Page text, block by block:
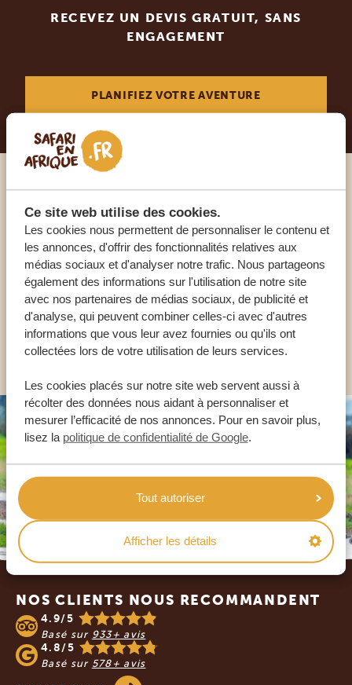
Ce site web utilise des cookies.
Les cookies nous permettent de personnaliser le contenu et
les annonces, d'offrir des fonctionnalités relatives aux
médias sociaux et d'analyser notre trafic. Nous partageons
également des informations sur l'utilisation de notre site
avec nos partenaires de médias sociaux, de publicité et
d'analyse, qui peuvent combiner celles-ci avec d'autres
informations que vous leur avez fournies ou qu'ils ont
collectées lors de votre utilisation de leurs services.
Les cookies placés sur notre site web servent aussi à
récolter des données nous aidant à personnaliser et
mesurer l’efficacité de nos annonces. Pour en savoir plus,
lisez la politique de confidentialité de Google.
Tout autoriser
Afficher les détails
RECEVEZ UN DEVIS GRATUIT, SANS
ENGAGEMENT
PLANIFIEZ VOTRE AVENTURE
Appelez un expert
NOS SPÉCIALISTES SONT LÀ POUR VOUS
FR:+33 2 57 88 00 88
AUTRES PAYS
Footer
NOS CLIENTS NOUS RECOMMANDENT
4.9/5
Basé sur 933+ avis
4.8/5
Basé sur 578+ avis